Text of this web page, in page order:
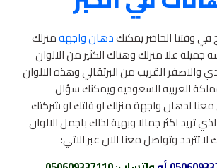
وقتنا الحاضر يمكنكدهان واجهةمنزلك
علا منزلك وهناك الكثير من الالوان
والاصفر القريب من البرتقالي وهذه الالوان
العربيه السعوديه ويمكنك سؤال
لدهان واجهة منزلك او فلتك او شركتك
تريد اكثر جمالا وبهية لذلك باجمل الالوان
تتردد وتواصل معنا الان عبر الاتي: